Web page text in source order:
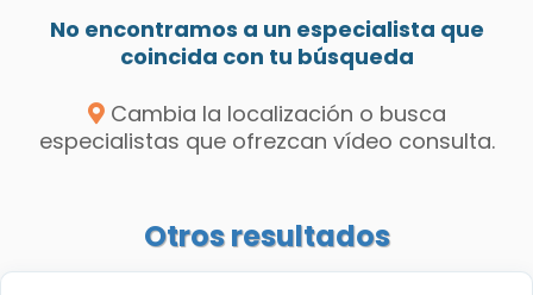
No encontramos a un especialista que
coincida con tu búsqueda
Cambia la localización o busca
especialistas que ofrezcan vídeo consulta.
Otros resultados